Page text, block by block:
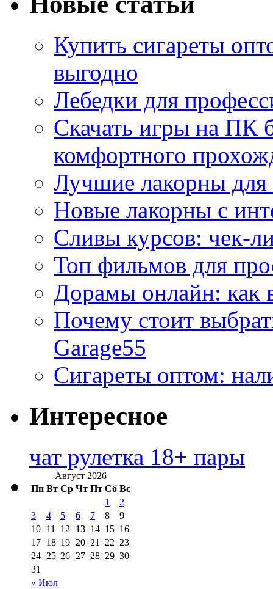
Купить сигареты
выгодно
Лебедки для
Скачать игры на ПК
комфортного
Лучшие лакорны для
Новые лакорны с
Сливы курсов: чек-
Топ фильмов для
Дорамы онлайн: как
Почему стоит
Garage55
Сигареты оптом:
Интересное
чат рулетка 18+ пары
Август 2026
Пн Вт Ср Чт Пт Сб Вс
« Июл
1
2
3
4 5 6 7 8
9
10 11 12 13 14 15 16
17 18 19 20 21 22 23
24 25 26 27 28 29 30
31